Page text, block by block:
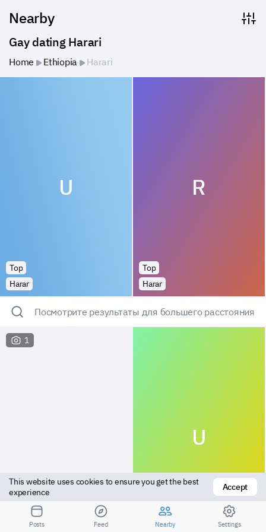
Nearby
Gay dating Harari
Home Ethiopia Harari
U
Top
Harar
R
Top
Harar
Посмотрите результаты для большего расстояния
1
Versatile
U
This website uses cookies to ensure you get the best
experience
Accept
Posts Feed Nearby Settings